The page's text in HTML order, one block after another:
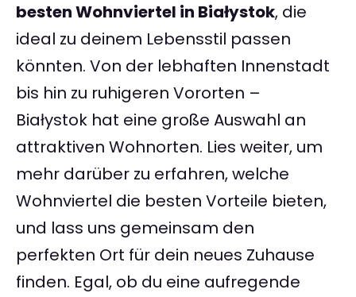
besten Wohnviertel in Białystok, die
ideal zu deinem Lebensstil passen
könnten. Von der lebhaften Innenstadt
bis hin zu ruhigeren Vororten –
Białystok hat eine große Auswahl an
attraktiven Wohnorten. Lies weiter, um
mehr darüber zu erfahren, welche
Wohnviertel die besten Vorteile bieten,
und lass uns gemeinsam den
perfekten Ort für dein neues Zuhause
finden. Egal, ob du eine aufregende